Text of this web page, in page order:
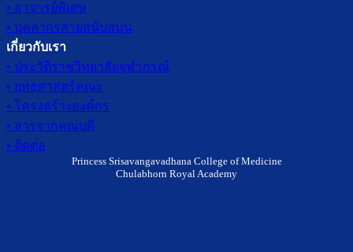
• อาจารย์พิเศษ
• บุคลากรสายสนับสนุน
เกี่ยวกับเรา
• ประวัติราชวิทยาลัยจุฬาภรณ์
• ยุทธศาสตร์คณะ
• โครงสร้างองค์กร
• สารจากคณบดี
• ติดต่อ
Princess Srisavangavadhana College of Medicine
Chulabhorn Royal Academy